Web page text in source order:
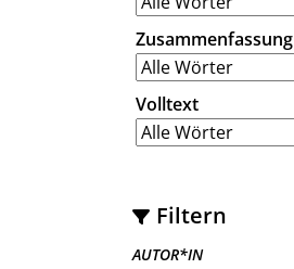
Zusammenfassung
Volltext
Filtern
AUTOR*IN